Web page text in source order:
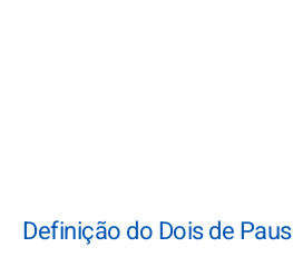
Definição do Dois de Paus